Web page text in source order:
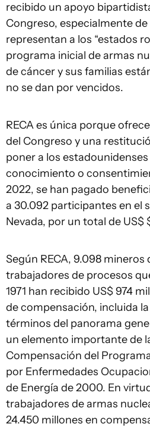
recibido un apoyo
Congreso, especialmente
representan a los “estados
programa inicial de armas
de cáncer y sus familias
no se dan por vencidos.
RECA es única porque
del Congreso y una
poner a los
conocimiento o
2022, se han pagado
a 30.092 participantes en el
Nevada, por un total de US$
Según RECA, 9.098 mineros
trabajadores de procesos
1971 han recibido US$ 974
de compensación, incluida
términos del panorama
un elemento importante de
Compensación del
por Enfermedades
de Energía de 2000. En
trabajadores de armas
24.450 millones en